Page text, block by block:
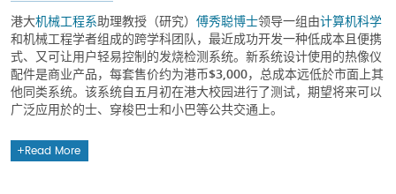
港大机械工程系助理教授（研究） 傅秀聪博士领导一组由计算机科学
和机械工程学者组成的跨学科团队，最近成功开发一种低成本且便携
式、又可让用户轻易控制的发烧检测系统。新系统设计使用的热像仪
配件是商业产品，每套售价约为港币$3,000，总成本远低於市面上其
他同类系统。该系统自五月初在港大校园进行了测试，期望将来可以
广泛应用於的士、穿梭巴士和小巴等公共交通上。
Read More